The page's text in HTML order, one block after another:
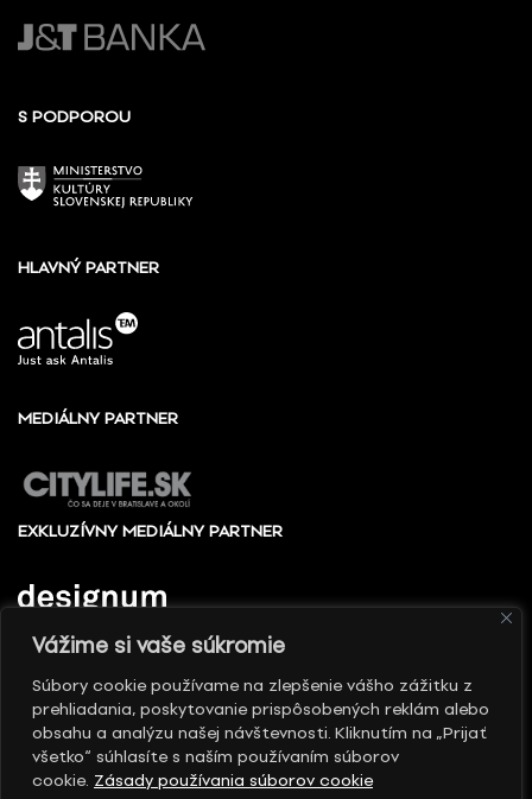
Vážime si vaše súkromie
Súbory cookie používame na zlepšenie vášho zážitku z
prehliadania, poskytovanie prispôsobených reklám alebo
obsahu a analýzu našej návštevnosti. Kliknutím na „Prijať
všetko“ súhlasíte s naším používaním súborov
cookie. Zásady používania súborov cookie
S PODPOROU
HLAVNÝ PARTNER
MEDIÁLNY PARTNER
EXKLUZÍVNY MEDIÁLNY PARTNER
© 2010 - 2026 Slovenské centrum dizajnu, Všetky
práva vyhradené